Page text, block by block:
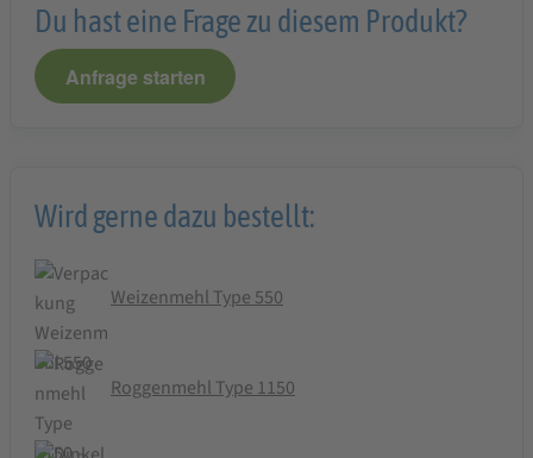
Du hast eine Frage zu diesem Produkt?
Anfrage starten
Wird gerne dazu bestellt:
Weizenmehl Type 550
Roggenmehl Type 1150